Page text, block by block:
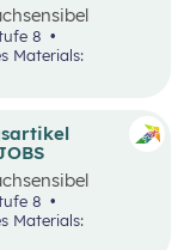
Traum vom
7, Schulstufe 8
7, Schulstufe 8